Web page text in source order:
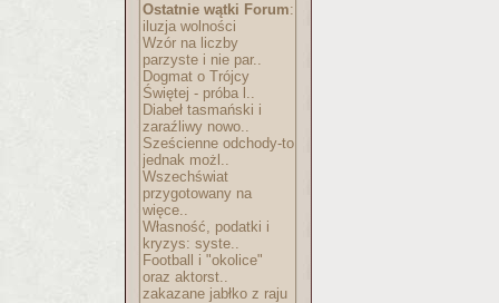
Ostatnie wątki Forum:
iluzja wolności
Wzór na liczby
parzyste i nie par..
Dogmat o Trójcy
Świętej - próba l..
Diabeł tasmański i
zaraźliwy nowo..
Sześcienne odchody-to
jednak możl..
Wszechświat
przygotowany na
więce..
Własność, podatki i
kryzys: syste..
Football i "okolice"
oraz aktorst..
zakazane jabłko z raju